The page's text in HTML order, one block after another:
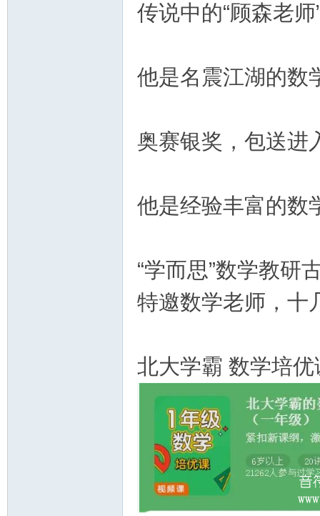
传说中的“顾森老师
他是名震江湖的数
奥赛银奖，包送进
他是经验丰富的数
“学而思”数学教研
特邀数学老师，十
北大学霸 数学培